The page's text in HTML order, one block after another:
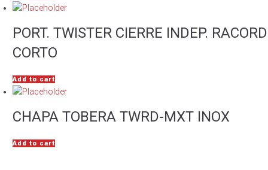
PORT. TWISTER CIERRE INDEP. RACORD
CORTO
Add to cart
CHAPA TOBERA TWRD-MXT INOX
Add to cart